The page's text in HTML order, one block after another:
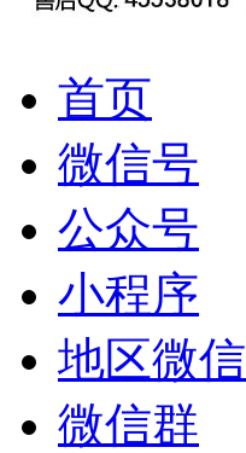
首页
微信号
公众号
小程序
地区微信
微信群